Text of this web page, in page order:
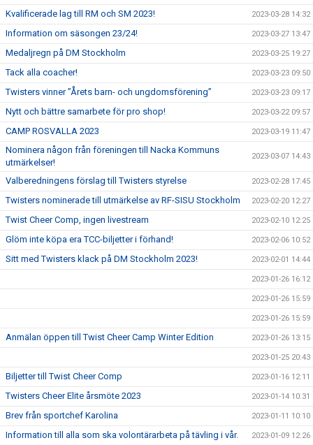
Kvalificerade lag till RM och SM 2023! 2023-03-28 14:32
Information om säsongen 23/24! 2023-03-27 13:47
Medaljregn på DM Stockholm 2023-03-25 19:27
Tack alla coacher! 2023-03-23 09:50
Twisters vinner ”Årets barn- och ungdomsförening” 2023-03-23 09:17
Nytt och bättre samarbete för pro shop! 2023-03-22 09:57
CAMP ROSVALLA 2023 2023-03-19 11:47
Nominera någon från föreningen till Nacka Kommuns
utmärkelser!
2023-03-07 14:43
Valberedningens förslag till Twisters styrelse 2023-02-28 17:45
Twisters nominerade till utmärkelse av RF-SISU Stockholm 2023-02-20 12:27
Twist Cheer Comp, ingen livestream 2023-02-10 12:25
Glöm inte köpa era TCC-biljetter i förhand! 2023-02-06 10:52
Sitt med Twisters klack på DM Stockholm 2023! 2023-02-01 14:44
2023-01-26 16:12
2023-01-26 15:59
2023-01-26 15:59
Anmälan öppen till Twist Cheer Camp Winter Edition 2023-01-26 13:15
2023-01-25 20:43
Biljetter till Twist Cheer Comp 2023-01-16 12:11
Twisters Cheer Elite årsmöte 2023 2023-01-14 10:31
Brev från sportchef Karolina 2023-01-11 10:10
Information till alla som ska volontärarbeta på tävling i vår. 2023-01-09 12:26